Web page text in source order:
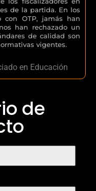
de la partida. En los
con OTP, jamás han
han rechazado un
de calidad son
vigentes.
en Educación
de